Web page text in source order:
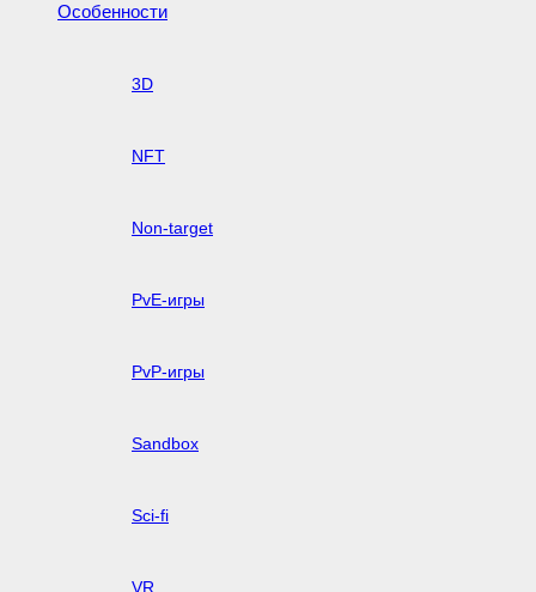
Особенности
3D
NFT
Non-target
PvE-игры
PvP-игры
Sandbox
Sci-fi
VR